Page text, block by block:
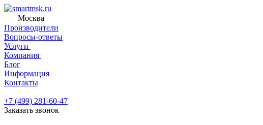
Москва
Производители
Вопросы-ответы
Услуги
Компания
Блог
Информация
Контакты
+7 (499) 281-60-47
Заказать звонок